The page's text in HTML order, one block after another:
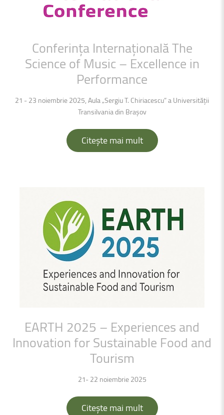
Conferința InternaționalăThe
Science of Music – Excellence in
Performance
21 - 23 noiembrie 2025, Aula „Sergiu T. Chiriacescu” a Universității
Transilvania din Brașov
Citește mai mult
EARTH 2025 – Experiences and
Innovation forSustainable Food and
Tourism
21- 22 noiembrie 2025
Citește mai mult